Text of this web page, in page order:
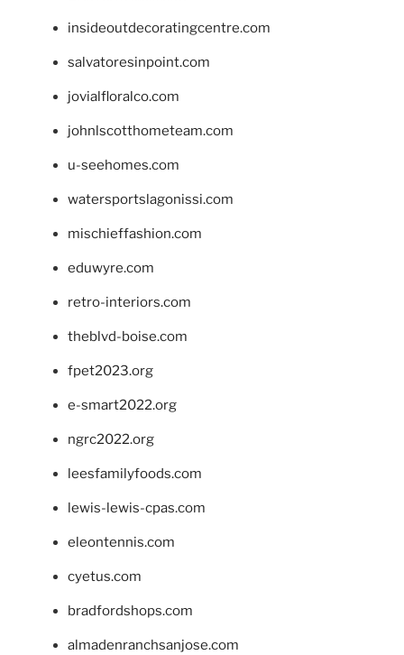
insideoutdecoratingcentre.com
salvatoresinpoint.com
jovialfloralco.com
johnlscotthometeam.com
u-seehomes.com
watersportslagonissi.com
mischieffashion.com
eduwyre.com
retro-interiors.com
theblvd-boise.com
fpet2023.org
e-smart2022.org
ngrc2022.org
leesfamilyfoods.com
lewis-lewis-cpas.com
eleontennis.com
cyetus.com
bradfordshops.com
almadenranchsanjose.com